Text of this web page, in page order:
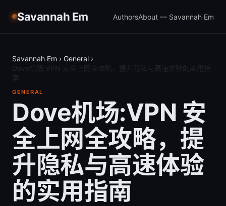
Savannah Em AuthorsAbout — Savannah Em
Savannah Em › General ›
GENERAL
Dove机场:VPN 安
全上网全攻略，提
升隐私与高速体验
的实用指南